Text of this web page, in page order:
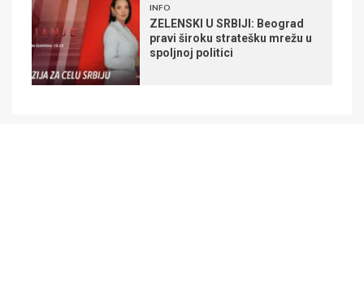
INFO
ZELENSKI U SRBIJI: Beograd
pravi široku stratešku mrežu u
spoljnoj politici